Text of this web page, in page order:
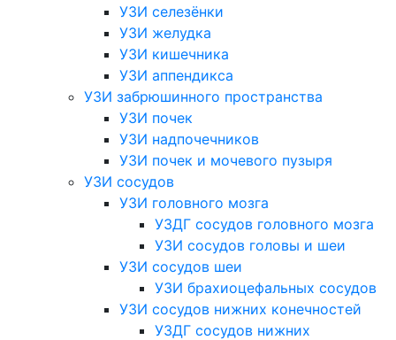
УЗИ селезёнки
УЗИ желудка
УЗИ кишечника
УЗИ аппендикса
УЗИ забрюшинного пространства
УЗИ почек
УЗИ надпочечников
УЗИ почек и мочевого пузыря
УЗИ сосудов
УЗИ головного мозга
УЗДГ сосудов головного мозга
УЗИ сосудов головы и шеи
УЗИ сосудов шеи
УЗИ брахиоцефальных сосудов
УЗИ сосудов нижних конечностей
УЗДГ сосудов нижних